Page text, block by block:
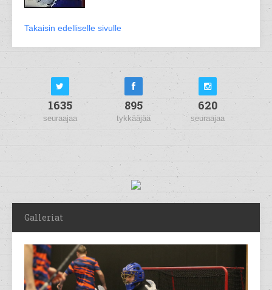
Takaisin edelliselle sivulle
1635
seuraajaa
895
tykkääjää
620
seuraajaa
Galleriat